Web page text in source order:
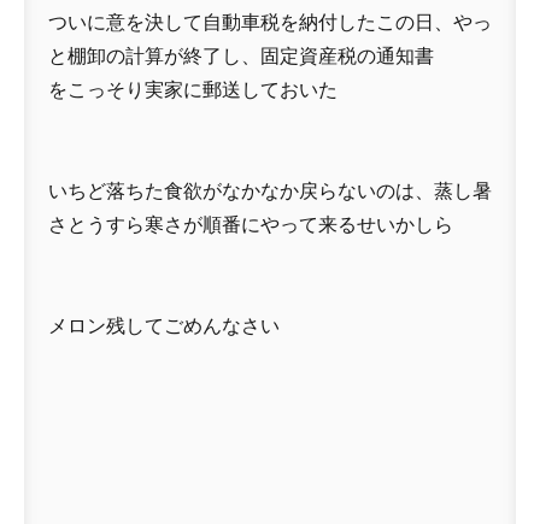
ついに意を決して自動車税を納付したこの日、やっ
と棚卸の計算が終了し、固定資産税の通知書
をこっそり実家に郵送しておいた
いちど落ちた食欲がなかなか戻らないのは、蒸し暑
さとうすら寒さが順番にやって来るせいかしら
メロン残してごめんなさい